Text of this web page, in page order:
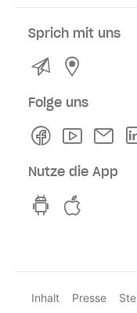
Sprich mit uns
Kontakt
Folge uns
Facebook
Nutze die App
hvv switch
Inhalt Presse